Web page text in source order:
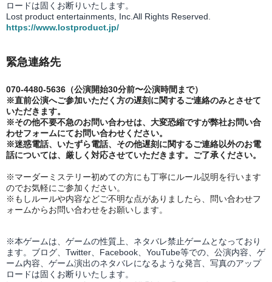
ロードは固くお断りいたします。
Lost product entertainments, Inc.All Rights Reserved.
https://www.lostproduct.jp/
緊急連絡先
070-4480-5636（公演開始30分前〜公演時間まで）
※直前公演へご参加いただく方の遅刻に関するご連絡のみとさせて
いただきます。
※その他不要不急のお問い合わせは、大変恐縮ですが弊社お問い合
わせフォームにてお問い合わせください。
※迷惑電話、いたずら電話、その他遅刻に関するご連絡以外のお電
話については、厳しく対応させていただきます。ご了承ください。
※マーダーミステリー初めての方にも丁寧にルール説明を行います
のでお気軽にご参加ください。
※もしルールや内容などご不明な点がありましたら、問い合わせフ
ォームからお問い合わせをお願いします。
※本ゲームは、ゲームの性質上、ネタバレ禁止ゲームとなっており
ます。ブログ、Twitter、Facebook、YouTube等での、 公演内容、 ゲ
ーム内容、ゲーム演出のネタバレになるような発言、写真のアップ
ロードは固くお断りいたします。